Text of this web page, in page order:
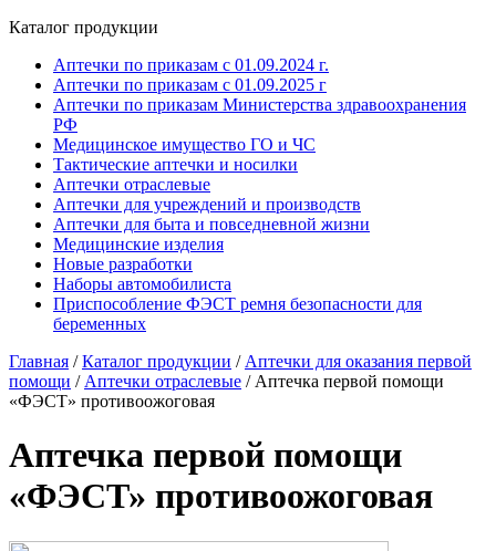
Каталог продукции
Аптечки по приказам с 01.09.2024 г.
Аптечки по приказам с 01.09.2025 г
Аптечки по приказам Министерства здравоохранения
РФ
Медицинское имущество ГО и ЧС
Тактические аптечки и носилки
Аптечки отраслевые
Аптечки для учреждений и производств
Аптечки для быта и повседневной жизни
Медицинские изделия
Новые разработки
Наборы автомобилиста
Приспособление ФЭСТ ремня безопасности для
беременных
Главная / Каталог продукции / Аптечки для оказания первой
помощи / Аптечки отраслевые / Аптечка первой помощи
«ФЭСТ» противоожоговая
Аптечка первой помощи
«ФЭСТ» противоожоговая